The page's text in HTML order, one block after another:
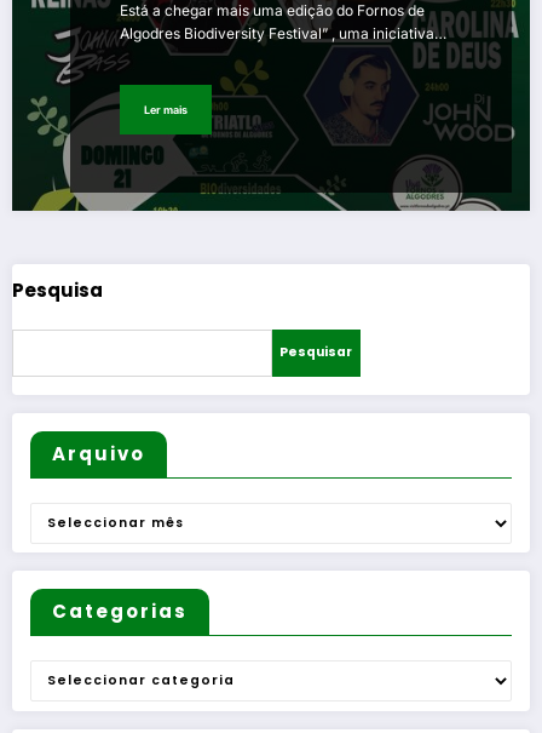
Está a chegar mais uma edição do Fornos de
Algodres Biodiversity Festival” , uma iniciativa…
Ler mais
Pesquisa
Pesquisar
Arquivo
Arquivo
Categorias
Categorias